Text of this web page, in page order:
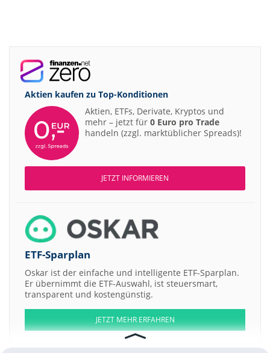
Aktien kaufen zu Top-Konditionen
Aktien, ETFs, Derivate, Kryptos und
mehr – jetzt für 0 Euro pro Trade
handeln (zzgl. marktüblicher Spreads)!
JETZT INFORMIEREN
ETF-Sparplan
Oskar ist der einfache und intelligente ETF-Sparplan.
Er übernimmt die ETF-Auswahl, ist steuersmart,
transparent und kostengünstig.
JETZT MEHR ERFAHREN